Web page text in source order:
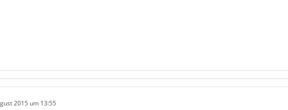
2015 um 13:55